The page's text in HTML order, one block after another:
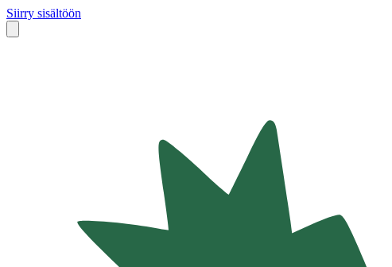
Siirry sisältöön